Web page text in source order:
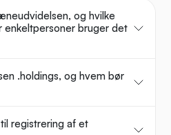
og hvilke
enkeltpersoner bruger det
.holdings, og hvem bør
registrering af et